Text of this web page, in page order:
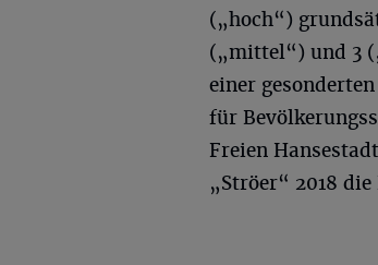
(„hoch“)
(„mittel“) und 3
einer
für
Freien
„Ströer“ 2018